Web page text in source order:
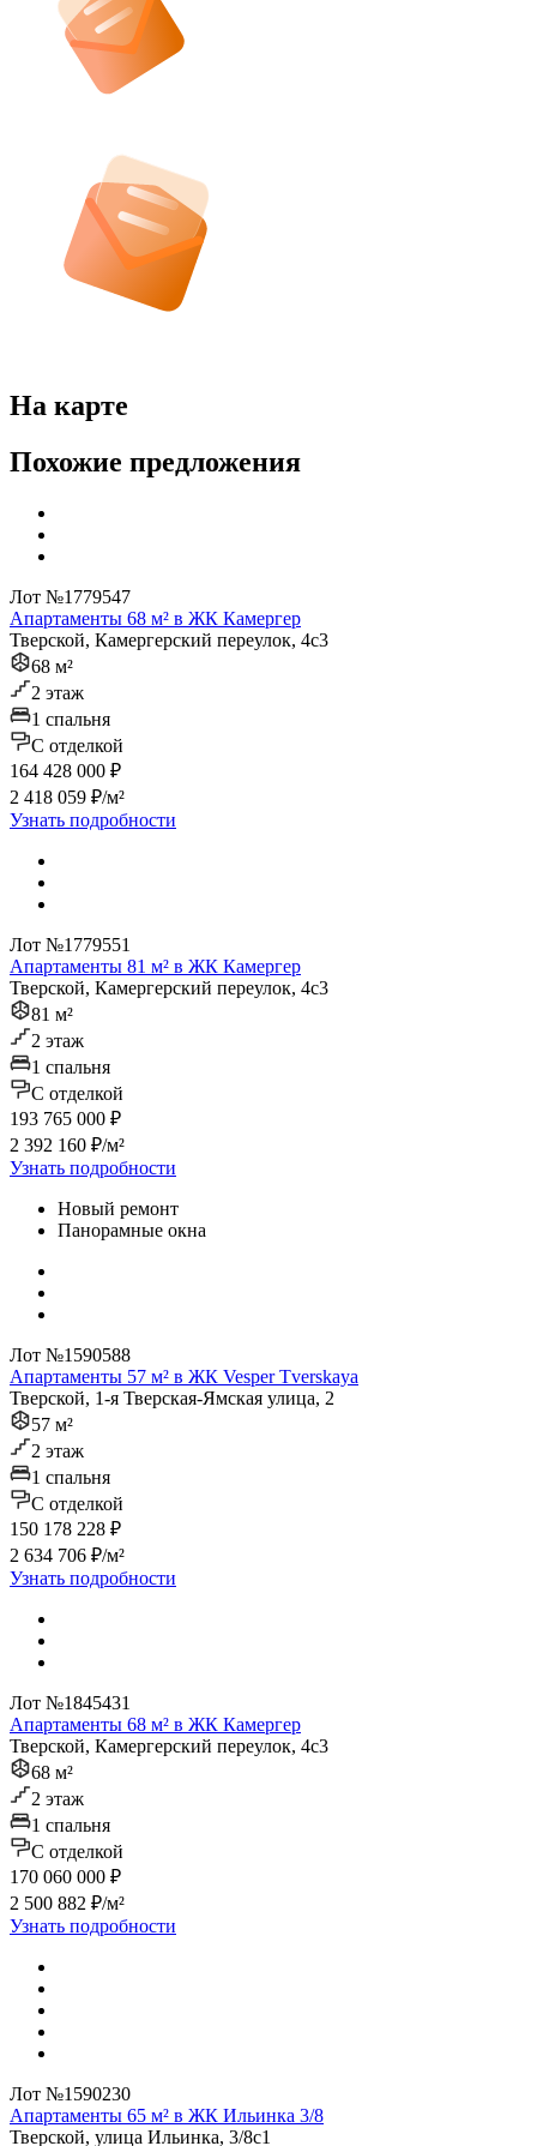
На карте
Похожие предложения
Лот №1779547
Апартаменты 68 м² в ЖК Камергер
Тверской, Камергерский переулок, 4с3
68 м²
2 этаж
1 спальня
C отделкой
164 428 000 ₽
2 418 059 ₽/м²
Узнать подробности
Лот №1779551
Апартаменты 81 м² в ЖК Камергер
Тверской, Камергерский переулок, 4с3
81 м²
2 этаж
1 спальня
C отделкой
193 765 000 ₽
2 392 160 ₽/м²
Узнать подробности
Новый ремонт
Панорамные окна
Лот №1590588
Апартаменты 57 м² в ЖК Vesper Tverskaya
Тверской, 1-я Тверская-Ямская улица, 2
57 м²
2 этаж
1 спальня
C отделкой
150 178 228 ₽
2 634 706 ₽/м²
Узнать подробности
Лот №1845431
Апартаменты 68 м² в ЖК Камергер
Тверской, Камергерский переулок, 4с3
68 м²
2 этаж
1 спальня
C отделкой
170 060 000 ₽
2 500 882 ₽/м²
Узнать подробности
Лот №1590230
Апартаменты 65 м² в ЖК Ильинка 3/8
Тверской, улица Ильинка, 3/8с1